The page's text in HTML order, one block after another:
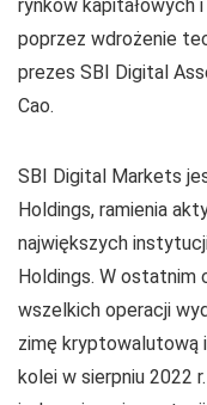
rynków kapitałowych
poprzez wdrożenie
prezes SBI Digital
Cao.
SBI Digital Markets
Holdings, ramienia
największych
Holdings. W ostatnim
wszelkich operacji
zimę kryptowalutową
kolei w sierpniu 2022